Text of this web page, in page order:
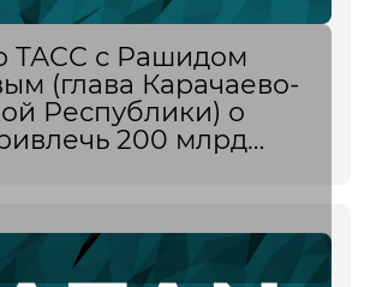
ТАСС с Рашидом
(глава Карачаево-
Республики) о
200 млрд